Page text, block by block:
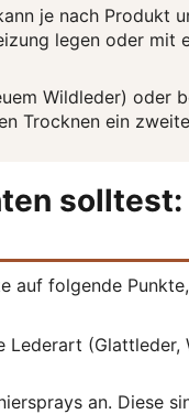
je nach Produkt
legen oder mit
Wildleder) oder
Trocknen ein
solltest:
auf folgende
(Glattleder,
an. Diese